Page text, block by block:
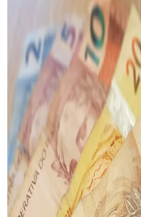
O Governo de Sergipe
calendário de pagamento
das 14h, da próxima
com vínculo efetivo,
R$ 3 mil.
Servidores efetivos do
servidores da Secretaria
incluindo magistério e
efetivos da Cohidro,
também receberão o
No dia 9 de outubro, a